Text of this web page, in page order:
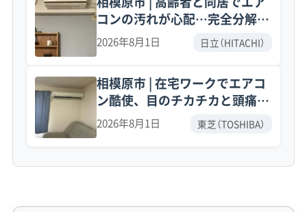
主要な幹線道路の存在です。交通量が多いた
め、車の排気ガスに含まれる油分やススが、換
気の際に窓などから室内に入り込みます。室内
の空気を吸い込むエアコンは、この油分を内部
に溜め込んでしまい、これがベタベタした汚れ
の元になります。
さらに、関東ローム層の土壌も影響します。火
コンの汚れが心配…完全分解ク
リーニング事例
2026年8月1日 日立（HITACHI）
相模原市 | 在宅ワークでエアコ
ン酷使、目のチカチカと頭痛の
原因は？東芝製エアコン完全分
解で黒カビ発見！
2026年8月1日 東芝（TOSHIBA）